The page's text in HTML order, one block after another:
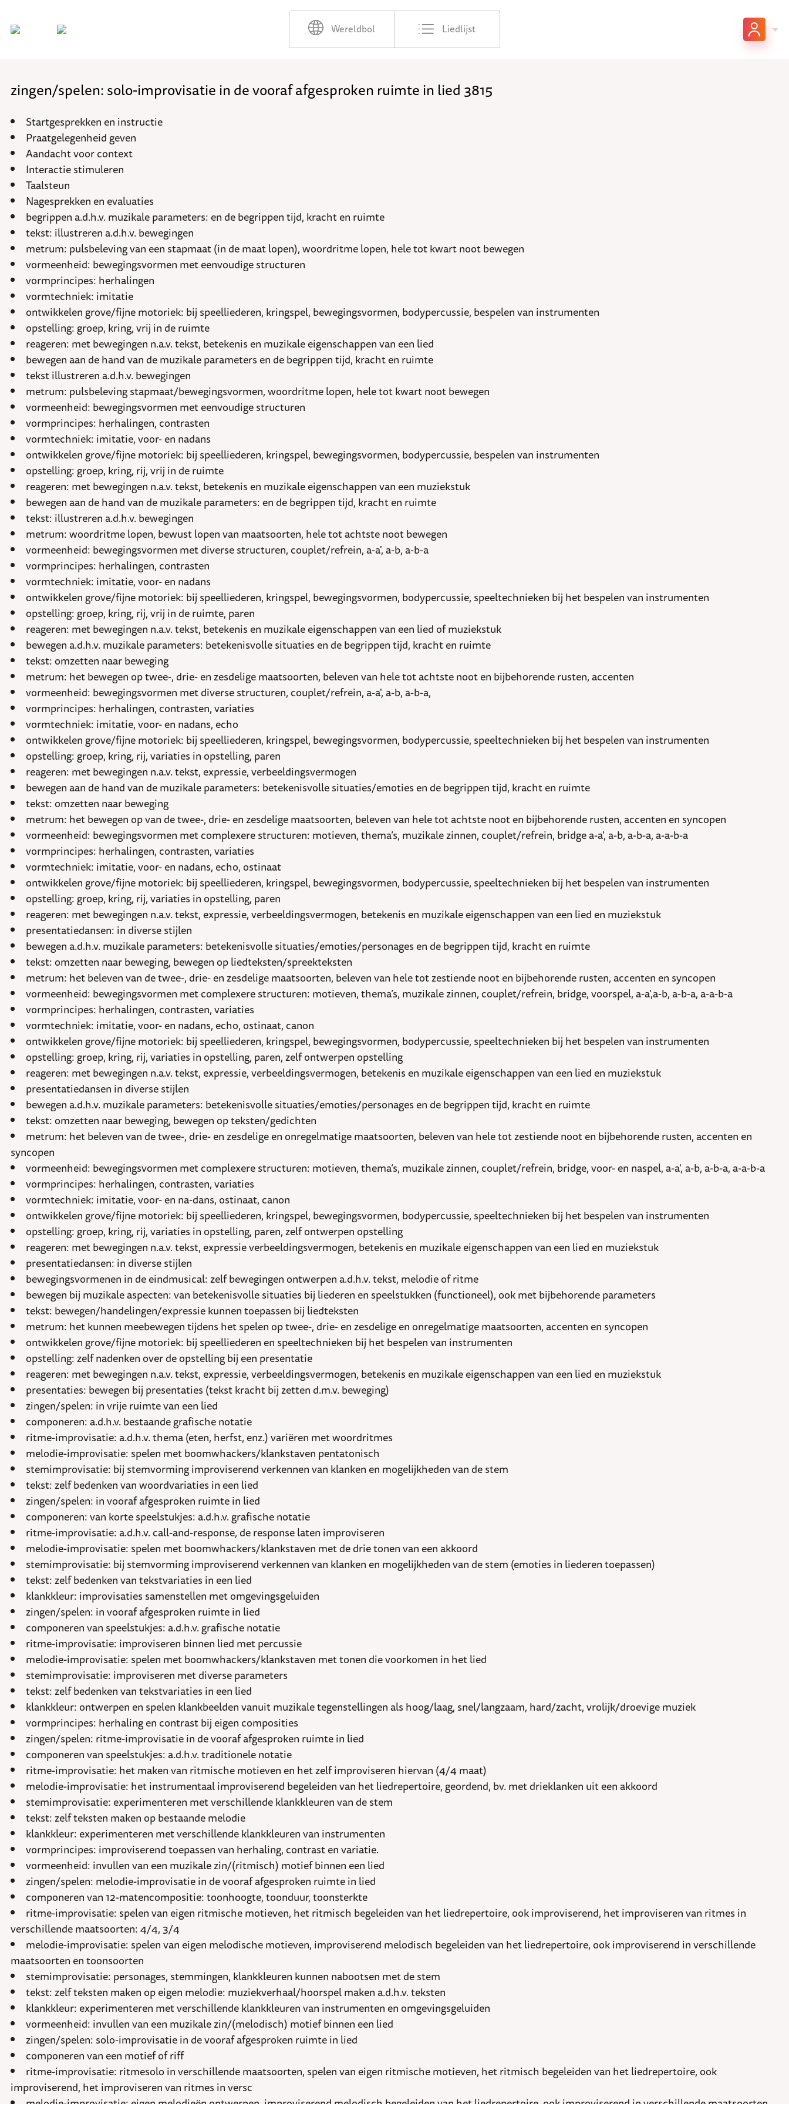
Wereldbol Liedlijst
zingen/spelen: solo-improvisatie in de vooraf afgesproken ruimte in lied 3815
Startgesprekken en instructie
Praatgelegenheid geven
Aandacht voor context
Interactie stimuleren
Taalsteun
Nagesprekken en evaluaties
begrippen a.d.h.v. muzikale parameters: en de begrippen tijd, kracht en ruimte
tekst: illustreren a.d.h.v. bewegingen
metrum: pulsbeleving van een stapmaat (in de maat lopen), woordritme lopen, hele tot kwart noot bewegen
vormeenheid: bewegingsvormen met eenvoudige structuren
vormprincipes: herhalingen
vormtechniek: imitatie
ontwikkelen grove/fijne motoriek: bij speelliederen, kringspel, bewegingsvormen, bodypercussie, bespelen van instrumenten
opstelling: groep, kring, vrij in de ruimte
reageren: met bewegingen n.a.v. tekst, betekenis en muzikale eigenschappen van een lied
bewegen aan de hand van de muzikale parameters en de begrippen tijd, kracht en ruimte
tekst illustreren a.d.h.v. bewegingen
metrum: pulsbeleving stapmaat/bewegingsvormen, woordritme lopen, hele tot kwart noot bewegen
vormeenheid: bewegingsvormen met eenvoudige structuren
vormprincipes: herhalingen, contrasten
vormtechniek: imitatie, voor- en nadans
ontwikkelen grove/fijne motoriek: bij speelliederen, kringspel, bewegingsvormen, bodypercussie, bespelen van instrumenten
opstelling: groep, kring, rij, vrij in de ruimte
reageren: met bewegingen n.a.v. tekst, betekenis en muzikale eigenschappen van een muziekstuk
bewegen aan de hand van de muzikale parameters: en de begrippen tijd, kracht en ruimte
tekst: illustreren a.d.h.v. bewegingen
metrum: woordritme lopen, bewust lopen van maatsoorten, hele tot achtste noot bewegen
vormeenheid: bewegingsvormen met diverse structuren, couplet/refrein, a-a', a-b, a-b-a
vormprincipes: herhalingen, contrasten
vormtechniek: imitatie, voor- en nadans
ontwikkelen grove/fijne motoriek: bij speelliederen, kringspel, bewegingsvormen, bodypercussie, speeltechnieken bij het bespelen van instrumenten
opstelling: groep, kring, rij, vrij in de ruimte, paren
reageren: met bewegingen n.a.v. tekst, betekenis en muzikale eigenschappen van een lied of muziekstuk
bewegen a.d.h.v. muzikale parameters: betekenisvolle situaties en de begrippen tijd, kracht en ruimte
tekst: omzetten naar beweging
metrum: het bewegen op twee-, drie- en zesdelige maatsoorten, beleven van hele tot achtste noot en bijbehorende rusten, accenten
vormeenheid: bewegingsvormen met diverse structuren, couplet/refrein, a-a', a-b, a-b-a,
vormprincipes: herhalingen, contrasten, variaties
vormtechniek: imitatie, voor- en nadans, echo
ontwikkelen grove/fijne motoriek: bij speelliederen, kringspel, bewegingsvormen, bodypercussie, speeltechnieken bij het bespelen van instrumenten
opstelling: groep, kring, rij, variaties in opstelling, paren
reageren: met bewegingen n.a.v. tekst, expressie, verbeeldingsvermogen
bewegen aan de hand van de muzikale parameters: betekenisvolle situaties/emoties en de begrippen tijd, kracht en ruimte
tekst: omzetten naar beweging
metrum: het bewegen op van de twee-, drie- en zesdelige maatsoorten, beleven van hele tot achtste noot en bijbehorende rusten, accenten en syncopen
vormeenheid: bewegingsvormen met complexere structuren: motieven, thema’s, muzikale zinnen, couplet/refrein, bridge a-a', a-b, a-b-a, a-a-b-a
vormprincipes: herhalingen, contrasten, variaties
vormtechniek: imitatie, voor- en nadans, echo, ostinaat
ontwikkelen grove/fijne motoriek: bij speelliederen, kringspel, bewegingsvormen, bodypercussie, speeltechnieken bij het bespelen van instrumenten
opstelling: groep, kring, rij, variaties in opstelling, paren
reageren: met bewegingen n.a.v. tekst, expressie, verbeeldingsvermogen, betekenis en muzikale eigenschappen van een lied en muziekstuk
presentatiedansen: in diverse stijlen
bewegen a.d.h.v. muzikale parameters: betekenisvolle situaties/emoties/personages en de begrippen tijd, kracht en ruimte
tekst: omzetten naar beweging, bewegen op liedteksten/spreekteksten
metrum: het beleven van de twee-, drie- en zesdelige maatsoorten, beleven van hele tot zestiende noot en bijbehorende rusten, accenten en syncopen
vormeenheid: bewegingsvormen met complexere structuren: motieven, thema’s, muzikale zinnen, couplet/refrein, bridge, voorspel, a-a',a-b, a-b-a, a-a-b-a
vormprincipes: herhalingen, contrasten, variaties
vormtechniek: imitatie, voor- en nadans, echo, ostinaat, canon
ontwikkelen grove/fijne motoriek: bij speelliederen, kringspel, bewegingsvormen, bodypercussie, speeltechnieken bij het bespelen van instrumenten
opstelling: groep, kring, rij, variaties in opstelling, paren, zelf ontwerpen opstelling
reageren: met bewegingen n.a.v. tekst, expressie, verbeeldingsvermogen, betekenis en muzikale eigenschappen van een lied en muziekstuk
presentatiedansen in diverse stijlen
bewegen a.d.h.v. muzikale parameters: betekenisvolle situaties/emoties/personages en de begrippen tijd, kracht en ruimte
tekst: omzetten naar beweging, bewegen op teksten/gedichten
metrum: het beleven van de twee-, drie- en zesdelige en onregelmatige maatsoorten, beleven van hele tot zestiende noot en bijbehorende rusten, accenten en
syncopen
vormeenheid: bewegingsvormen met complexere structuren: motieven, thema’s, muzikale zinnen, couplet/refrein, bridge, voor- en naspel, a-a', a-b, a-b-a, a-a-b-a
vormprincipes: herhalingen, contrasten, variaties
vormtechniek: imitatie, voor- en na-dans, ostinaat, canon
ontwikkelen grove/fijne motoriek: bij speelliederen, kringspel, bewegingsvormen, bodypercussie, speeltechnieken bij het bespelen van instrumenten
opstelling: groep, kring, rij, variaties in opstelling, paren, zelf ontwerpen opstelling
reageren: met bewegingen n.a.v. tekst, expressie verbeeldingsvermogen, betekenis en muzikale eigenschappen van een lied en muziekstuk
presentatiedansen: in diverse stijlen
bewegingsvormenen in de eindmusical: zelf bewegingen ontwerpen a.d.h.v. tekst, melodie of ritme
bewegen bij muzikale aspecten: van betekenisvolle situaties bij liederen en speelstukken (functioneel), ook met bijbehorende parameters
tekst: bewegen/handelingen/expressie kunnen toepassen bij liedteksten
metrum: het kunnen meebewegen tijdens het spelen op twee-, drie- en zesdelige en onregelmatige maatsoorten, accenten en syncopen
ontwikkelen grove/fijne motoriek: bij speelliederen en speeltechnieken bij het bespelen van instrumenten
opstelling: zelf nadenken over de opstelling bij een presentatie
reageren: met bewegingen n.a.v. tekst, expressie, verbeeldingsvermogen, betekenis en muzikale eigenschappen van een lied en muziekstuk
presentaties: bewegen bij presentaties (tekst kracht bij zetten d.m.v. beweging)
zingen/spelen: in vrije ruimte van een lied
componeren: a.d.h.v. bestaande grafische notatie
ritme-improvisatie: a.d.h.v. thema (eten, herfst, enz.) variëren met woordritmes
melodie-improvisatie: spelen met boomwhackers/klankstaven pentatonisch
stemimprovisatie: bij stemvorming improviserend verkennen van klanken en mogelijkheden van de stem
tekst: zelf bedenken van woordvariaties in een lied
zingen/spelen: in vooraf afgesproken ruimte in lied
componeren: van korte speelstukjes: a.d.h.v. grafische notatie
ritme-improvisatie: a.d.h.v. call-and-response, de response laten improviseren
melodie-improvisatie: spelen met boomwhackers/klankstaven met de drie tonen van een akkoord
stemimprovisatie: bij stemvorming improviserend verkennen van klanken en mogelijkheden van de stem (emoties in liederen toepassen)
tekst: zelf bedenken van tekstvariaties in een lied
klankkleur: improvisaties samenstellen met omgevingsgeluiden
zingen/spelen: in vooraf afgesproken ruimte in lied
componeren van speelstukjes: a.d.h.v. grafische notatie
ritme-improvisatie: improviseren binnen lied met percussie
melodie-improvisatie: spelen met boomwhackers/klankstaven met tonen die voorkomen in het lied
stemimprovisatie: improviseren met diverse parameters
tekst: zelf bedenken van tekstvariaties in een lied
klankkleur: ontwerpen en spelen klankbeelden vanuit muzikale tegenstellingen als hoog/laag, snel/langzaam, hard/zacht, vrolijk/droevige muziek
vormprincipes: herhaling en contrast bij eigen composities
zingen/spelen: ritme-improvisatie in de vooraf afgesproken ruimte in lied
componeren van speelstukjes: a.d.h.v. traditionele notatie
ritme-improvisatie: het maken van ritmische motieven en het zelf improviseren hiervan (4/4 maat)
melodie-improvisatie: het instrumentaal improviserend begeleiden van het liedrepertoire, geordend, bv. met drieklanken uit een akkoord
stemimprovisatie: experimenteren met verschillende klankkleuren van de stem
tekst: zelf teksten maken op bestaande melodie
klankkleur: experimenteren met verschillende klankkleuren van instrumenten
vormprincipes: improviserend toepassen van herhaling, contrast en variatie.
vormeenheid: invullen van een muzikale zin/(ritmisch) motief binnen een lied
zingen/spelen: melodie-improvisatie in de vooraf afgesproken ruimte in lied
componeren van 12-matencompositie: toonhoogte, toonduur, toonsterkte
ritme-improvisatie: spelen van eigen ritmische motieven, het ritmisch begeleiden van het liedrepertoire, ook improviserend, het improviseren van ritmes in
verschillende maatsoorten: 4/4, 3/4
melodie-improvisatie: spelen van eigen melodische motieven, improviserend melodisch begeleiden van het liedrepertoire, ook improviserend in verschillende
maatsoorten en toonsoorten
stemimprovisatie: personages, stemmingen, klankkleuren kunnen nabootsen met de stem
tekst: zelf teksten maken op eigen melodie: muziekverhaal/hoorspel maken a.d.h.v. teksten
klankkleur: experimenteren met verschillende klankkleuren van instrumenten en omgevingsgeluiden
vormeenheid: invullen van een muzikale zin/(melodisch) motief binnen een lied
zingen/spelen: solo-improvisatie in de vooraf afgesproken ruimte in lied
componeren van een motief of riff
ritme-improvisatie: ritmesolo in verschillende maatsoorten, spelen van eigen ritmische motieven, het ritmisch begeleiden van het liedrepertoire, ook
improviserend, het improviseren van ritmes in versc